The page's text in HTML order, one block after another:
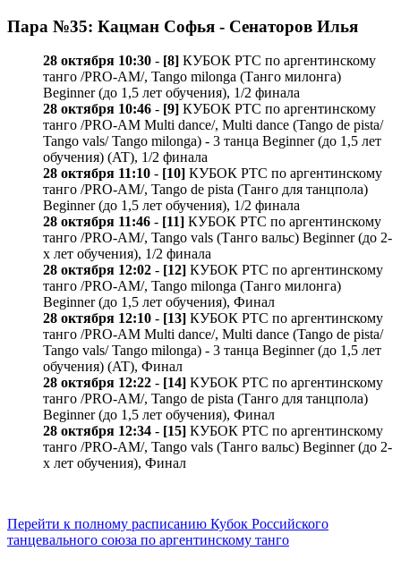
Пара №35: Кацман Софья - Сенаторов Илья
28 октября 10:30 - [8] КУБОК РТС по аргентинскому
танго /PRO-AM/, Tango milonga (Танго милонга)
Beginner (до 1,5 лет обучения), 1/2 финала
28 октября 10:46 - [9] КУБОК РТС по аргентинскому
танго /PRO-AM Multi dance/, Multi dance (Tango de pista/
Tango vals/ Tango milonga) - 3 танца Beginner (до 1,5 лет
обучения) (AT), 1/2 финала
28 октября 11:10 - [10] КУБОК РТС по аргентинскому
танго /PRO-AM/, Tango de pista (Танго для танцпола)
Beginner (до 1,5 лет обучения), 1/2 финала
28 октября 11:46 - [11] КУБОК РТС по аргентинскому
танго /PRO-AM/, Tango vals (Танго вальс) Beginner (до 2-
х лет обучения), 1/2 финала
28 октября 12:02 - [12] КУБОК РТС по аргентинскому
танго /PRO-AM/, Tango milonga (Танго милонга)
Beginner (до 1,5 лет обучения), Финал
28 октября 12:10 - [13] КУБОК РТС по аргентинскому
танго /PRO-AM Multi dance/, Multi dance (Tango de pista/
Tango vals/ Tango milonga) - 3 танца Beginner (до 1,5 лет
обучения) (AT), Финал
28 октября 12:22 - [14] КУБОК РТС по аргентинскому
танго /PRO-AM/, Tango de pista (Танго для танцпола)
Beginner (до 1,5 лет обучения), Финал
28 октября 12:34 - [15] КУБОК РТС по аргентинскому
танго /PRO-AM/, Tango vals (Танго вальс) Beginner (до 2-
х лет обучения), Финал
Перейти к полному расписанию Кубок Российского
танцевального союза по аргентинскому танго